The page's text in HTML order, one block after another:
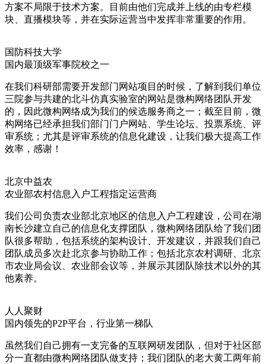
方案不局限于技术方案。目前由他们完成并上线的由专栏模
块、直播模块等，并在实际运营当中发挥非常重要的作用。
国防科技大学
国内最顶级军事院校之一
在我们科研部需要开发部门网站项目的时候，了解到我们单位
三院参与共建的北斗仿真实验室的网站是微构网络团队开发
的，因此微构网络成为我们的候选服务商之一；截至目前，微
构网络已经承担我们部门门户网站、学生论坛、投票系统、评
审系统；尤其是评审系统的信息化建设，让我们极大提高工作
效率，感谢！
北京中益农
农业部农村信息入户工程指定运营商
我们公司负责农业部北京地区的信息入户工程建设，公司在湖
南长沙建立自己的信息化支撑团队，微构网络团队给了我们团
队很多帮助，包括系统的架构设计、开发建议，并跟我们自己
团队成员多次赴北京参与协助工作；包括北京农村调研、北京
市农业局会议、农业部会议等，并展示其团队除技术以外的其
他素养。
人人聚财
国内领先的P2P平台，行业第一梯队
虽然我们自己拥有一支完备的互联网研发团队，但对于社区部
分一直都由微构网络团队做支持；我们团队的老大黄工两年前